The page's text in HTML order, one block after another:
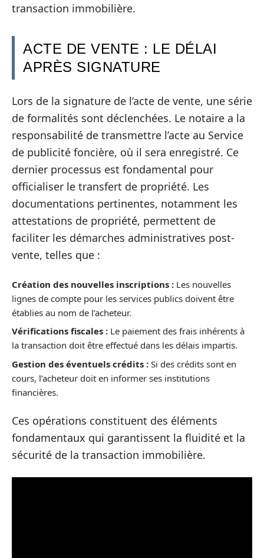
transaction immobilière.
ACTE DE VENTE : LE DÉLAI
APRÈS SIGNATURE
Lors de la signature de l’acte de vente, une série
de formalités sont déclenchées. Le notaire a la
responsabilité de transmettre l’acte au Service
de publicité foncière, où il sera enregistré. Ce
dernier processus est fondamental pour
officialiser le transfert de propriété. Les
documentations pertinentes, notamment les
attestations de propriété, permettent de
faciliter les démarches administratives post-
vente, telles que :
Création des nouvelles inscriptions : Les nouvelles
lignes de compte pour les services publics doivent être
établies au nom de l’acheteur.
Vérifications fiscales : Le paiement des frais inhérents à
la transaction doit être effectué dans les délais impartis.
Gestion des éventuels crédits : Si des crédits sont en
cours, l’acheteur doit en informer ses institutions
financières.
Ces opérations constituent des éléments
fondamentaux qui garantissent la fluidité et la
sécurité de la transaction immobilière.